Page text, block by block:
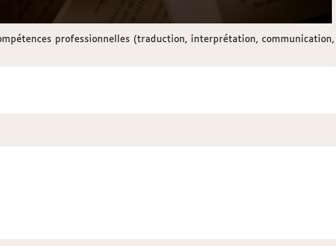
professionnelles (traduction, interprétation, communication,